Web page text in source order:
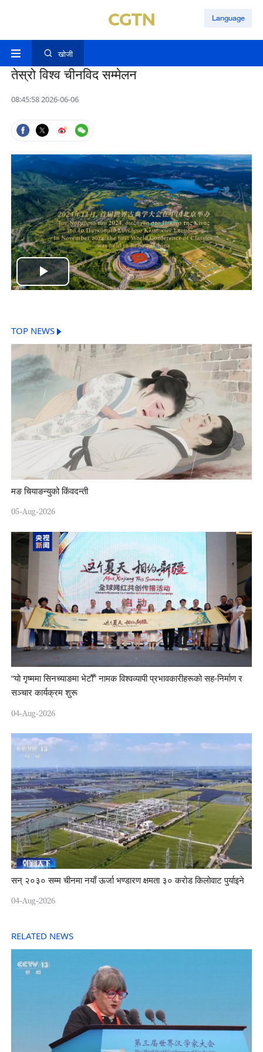
Language
खोजी
तेस्रो विश्व चीनविद सम्मेलन
08:45:58 2026-06-06
Play
TOP NEWS
मङ चियाङन्युको किंवदन्ती
05-Aug-2026
“यो गृष्ममा सिनच्याङमा भेटौँ” नामक विश्वव्यापी प्रभावकारीहरूको सह-निर्माण र
सञ्चार कार्यक्रम शुरू
04-Aug-2026
सन् २०३० सम्म चीनमा नयाँ ऊर्जा भण्डारण क्षमता ३० करोड किलोवाट पुर्याइने
04-Aug-2026
RELATED NEWS